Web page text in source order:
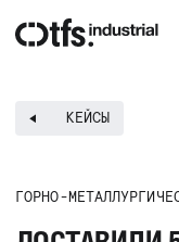
КЕЙСЫ
КЕЙСЫ
ГОРНО-